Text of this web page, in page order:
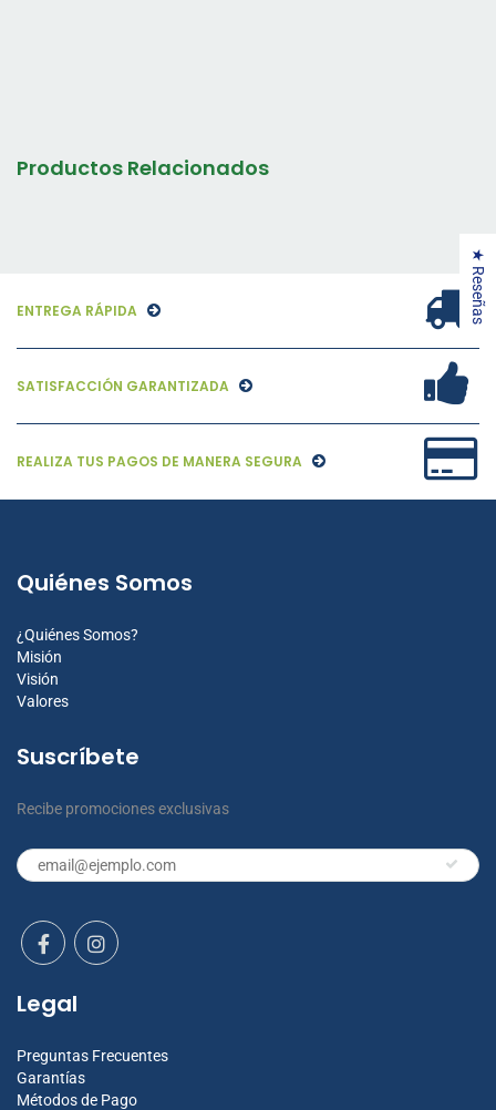
Productos Relacionados
ENTREGA RÁPIDA
SATISFACCIÓN GARANTIZADA
REALIZA TUS PAGOS DE MANERA SEGURA
Quiénes Somos
¿Quiénes Somos?
Misión
Visión
Valores
Suscríbete
Recibe promociones exclusivas
Legal
Preguntas Frecuentes
Garantías
Métodos de Pago
★ Reseñas